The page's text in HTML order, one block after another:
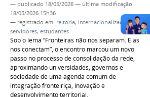
— publicado 18/05/2026 — última modificação
18/05/2026 15h36
— registrado em: reitoria, internacionalização,
servidores, estudantes
Sob o lema “Fronteiras não nos separam. Elas
nos conectam”, o encontro marcou um novo
passo no processo de consolidação da rede,
aproximando universidades, governos e
sociedade de uma agenda comum de
integração fronteiriça, inovação e
desenvolvimento territorial.